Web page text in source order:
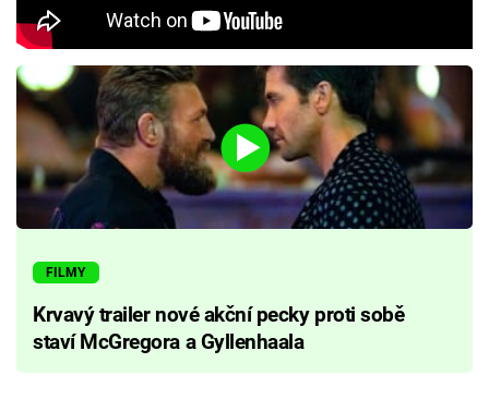
FILMY
Krvavý trailer nové akční pecky proti sobě
staví McGregora a Gyllenhaala